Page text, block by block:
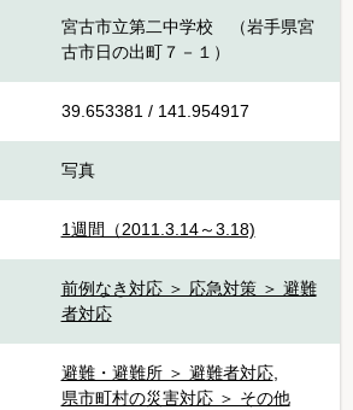
宮古市立第二中学校 （岩手県宮
古市日の出町７－１）
39.653381 / 141.954917
写真
1週間（2011.3.14～3.18)
前例なき対応 ＞ 応急対策 ＞ 避難
者対応
避難・避難所 ＞ 避難者対応,
県市町村の災害対応 ＞ その他